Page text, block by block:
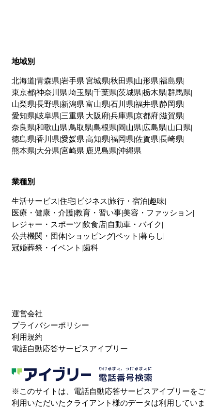
地域別
北海道 青森県 岩手県 宮城県 秋田県 山形県 福島県
東京都神奈川県 埼玉県 千葉県 茨城県 栃木県 群馬県
山梨県 長野県 新潟県 富山県 石川県 福井県 静岡県
愛知県 岐阜県 三重県 大阪府兵庫県 京都府滋賀県
奈良県 和歌山県 鳥取県 島根県 岡山県 広島県 山口県
徳島県 香川県 愛媛県 高知県 福岡県 佐賀県 長崎県
熊本県 大分県 宮崎県 鹿児島県 沖縄県
業種別
生活サービス 住宅 ビジネス 旅行・宿泊 趣味
医療・健康・介護教育・習い事 美容・ファッション
レジャー・スポーツ 飲食店 自動車・バイク
公共機関・団体 ショッピングペット 暮らし
冠婚葬祭・イベント 歯科
運営会社
プライバシーポリシー
利用規約
電話自動応答サービスアイブリー
※このサイトは、電話自動応答サービスアイブリーをご
利用いただいたクライアント様のデータは利用していま